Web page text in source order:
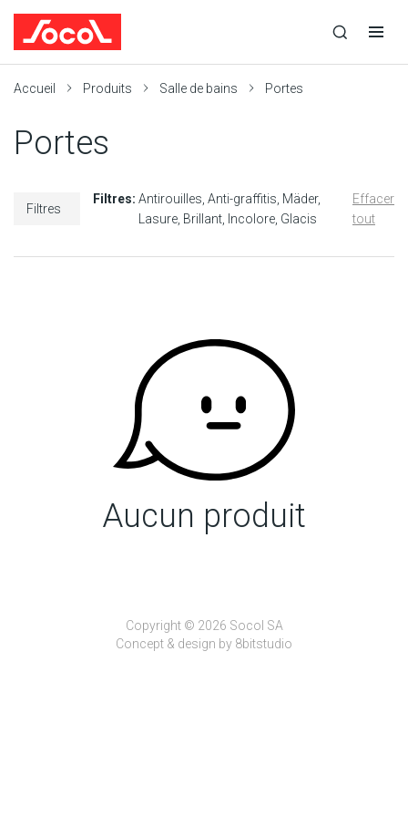
recherche
recherche
navigation
Accueil Produits Salle de bains Portes
Portes
Filtres
Filtres: Antirouilles Anti-graffitis Mäder
Lasure Brillant Incolore Glacis
Effacer
tout
Aucun produit
Copyright © 2026 Socol SA
Concept & design by 8bitstudio